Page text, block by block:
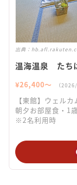
出典：
温海温泉 たち
¥26,400〜 （
【東館】ウェル
朝夕お部屋食・1
※2名利用時